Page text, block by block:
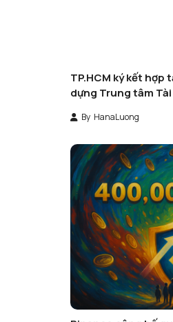
TP.HCM ký kết hợp
dựng Trung tâm
By HanaLuong